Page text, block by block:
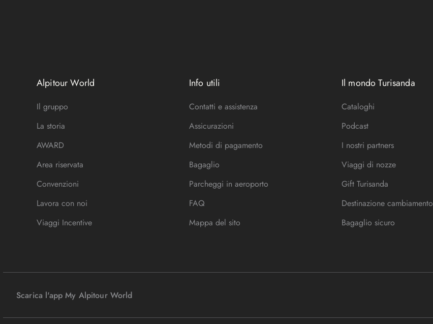
Alpitour World
Il gruppo
La storia
AWARD
Area riservata
Convenzioni
Lavora con noi
Viaggi Incentive
Info utili
Contatti e assistenza
Assicurazioni
Metodi di pagamento
Bagaglio
Parcheggi in aeroporto
FAQ
Mappa del sito
Il mondo Turisanda
Cataloghi
Podcast
I nostri partners
Viaggi di nozze
Gift Turisanda
Destinazione cambiamento
Bagaglio sicuro
Scarica l'app My Alpitour World